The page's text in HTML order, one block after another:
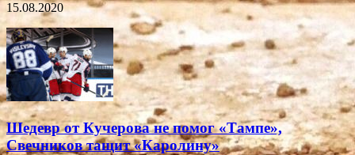
15.08.2020
Шедевр от Кучерова не помог «Тампе»,
Свечников тащит «Каролину»